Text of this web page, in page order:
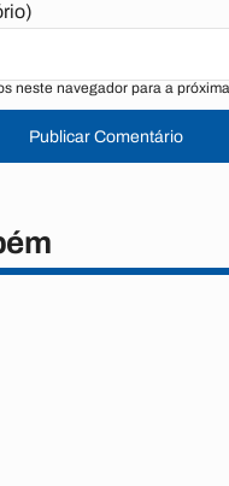
neste navegador para a
Publicar Comentário